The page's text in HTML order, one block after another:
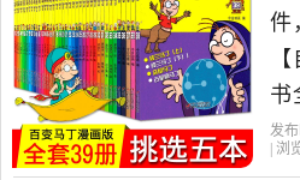
籍
发
件
书
故
发布
| 浏